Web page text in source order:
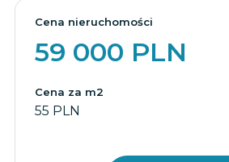
Cena nieruchomości
59 000 PLN
Cena za m2
55 PLN